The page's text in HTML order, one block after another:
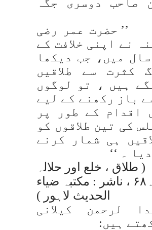
’’ حضرت عمر رضی
نے اپنی خلافت کے
میں، جب دیکھا
کثرت سے طلاقیں
ہیں ، تو لوگوں
باز رکھنے کے لیے
اقدام کے طور پر
کی تین طلاقوں کو
ہی شمار کرنے
۔ ‘‘
( طلاق ، خلع اور حلالہ
صفحہ۶۸ ، ناشر : مکتبہ ضیاء
الحدیث لاہور )
لرحمن کیلانی
ہیں: